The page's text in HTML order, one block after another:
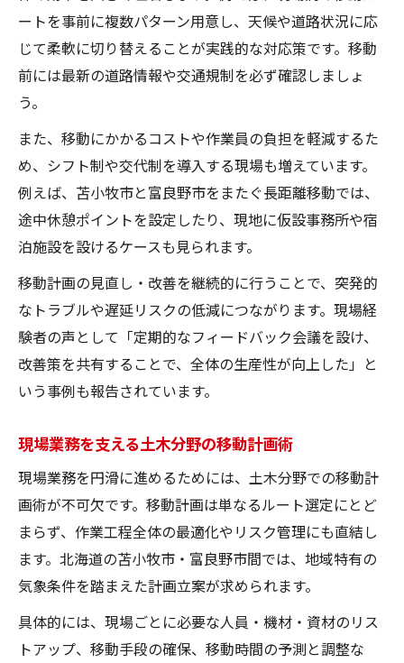
ートを事前に複数パターン用意し、天候や道路状況に応
じて柔軟に切り替えることが実践的な対応策です。移動
前には最新の道路情報や交通規制を必ず確認しましょ
う。
また、移動にかかるコストや作業員の負担を軽減するた
め、シフト制や交代制を導入する現場も増えています。
例えば、苫小牧市と富良野市をまたぐ長距離移動では、
途中休憩ポイントを設定したり、現地に仮設事務所や宿
泊施設を設けるケースも見られます。
移動計画の見直し・改善を継続的に行うことで、突発的
なトラブルや遅延リスクの低減につながります。現場経
験者の声として「定期的なフィードバック会議を設け、
改善策を共有することで、全体の生産性が向上した」と
いう事例も報告されています。
現場業務を支える土木分野の移動計画術
現場業務を円滑に進めるためには、土木分野での移動計
画術が不可欠です。移動計画は単なるルート選定にとど
まらず、作業工程全体の最適化やリスク管理にも直結し
ます。北海道の苫小牧市・富良野市間では、地域特有の
気象条件を踏まえた計画立案が求められます。
具体的には、現場ごとに必要な人員・機材・資材のリス
トアップ、移動手段の確保、移動時間の予測と調整な